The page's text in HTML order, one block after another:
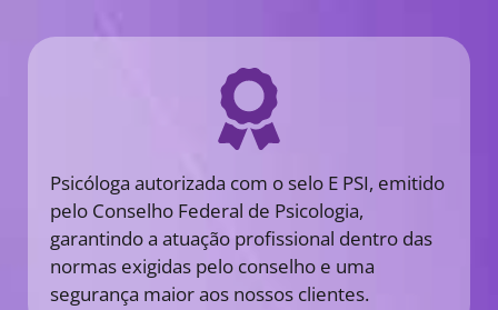
Psicóloga autorizada com o selo E PSI, emitido
pelo Conselho Federal de Psicologia,
garantindo a atuação profissional dentro das
normas exigidas pelo conselho e uma
segurança maior aos nossos clientes.